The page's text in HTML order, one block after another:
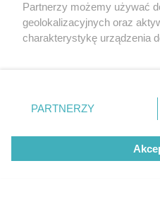
Internecie bez pisemnej zgody
wykorzystanie utworów w całości
ścigane prawnie.
Partnerzy możemy używać
geolokalizacyjnych oraz
charakterystykę urządzenia
zmienić/wycofać klikając
znajdujący się w lewym
rodzaje przetwarzania
użytkownika, ale masz
przetwarzaniu. Preferencje
PARTNERZY